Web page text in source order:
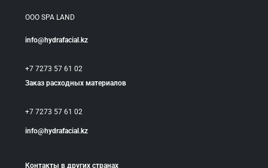
ООО SPA LAND
info@hydrafacial.kz
+7 7273 57 61 02
Заказ расходных материалов
+7 7273 57 61 02
info@hydrafacial.kz
Контакты в других странах